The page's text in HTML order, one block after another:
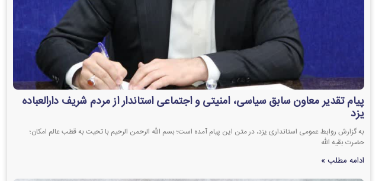
پیام تقدیر معاون سابق سیاسی، امنیتی و اجتماعی استاندار از مردم شریف دارالعباده
یزد
به گزارش روابط عمومی استانداری یزد، در متن این پیام آمده است؛ بسم الله الرحمن الرحیم با تحیت به قطب عالم‌ امکان؛
حضرت بقیه الله
ادامه مطلب »